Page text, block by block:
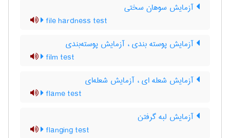
آزمایش سوهان سختی
file hardness test
آزمایش پوسته بندی ، آزمایش پوسته‌بندی
film test
آزمایش شعله ای ، آزمایش شعله‌ای
flame test
آزمایش لبه گرفتن
flanging test